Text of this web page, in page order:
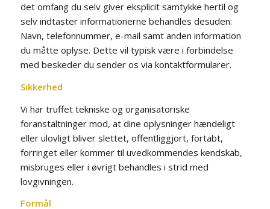
det omfang du selv giver eksplicit samtykke hertil og
selv indtaster informationerne behandles desuden:
Navn, telefonnummer, e-mail samt anden information
du måtte oplyse. Dette vil typisk være i forbindelse
med beskeder du sender os via kontaktformularer.
Sikkerhed
Vi har truffet tekniske og organisatoriske
foranstaltninger mod, at dine oplysninger hændeligt
eller ulovligt bliver slettet, offentliggjort, fortabt,
forringet eller kommer til uvedkommendes kendskab,
misbruges eller i øvrigt behandles i strid med
lovgivningen.
Formål